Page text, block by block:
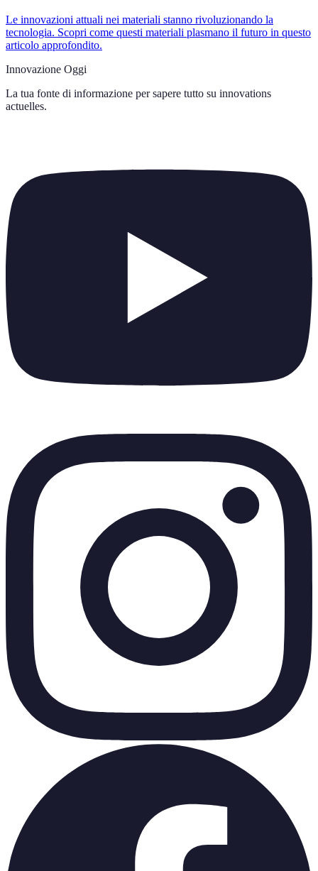
Le innovazioni attuali nei materiali stanno rivoluzionando la
tecnologia. Scopri come questi materiali plasmano il futuro in questo
articolo approfondito.
Innovazione Oggi
La tua fonte di informazione per sapere tutto su innovations
actuelles.